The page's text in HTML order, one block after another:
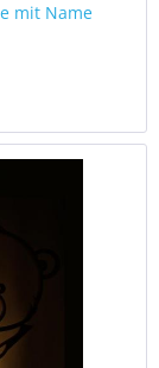
mit Name